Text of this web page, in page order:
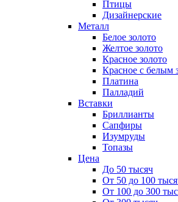
Птицы
Дизайнерские
Металл
Белое золото
Желтое золото
Красное золото
Красное с белым
Платина
Палладий
Вставки
Бриллианты
Сапфиры
Изумруды
Топазы
Цена
До 50 тысяч
От 50 до 100
От 100 до 300